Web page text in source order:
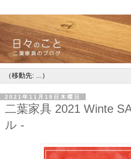
2021年11月18日木曜日
二葉家具 2021 Winte
ル -